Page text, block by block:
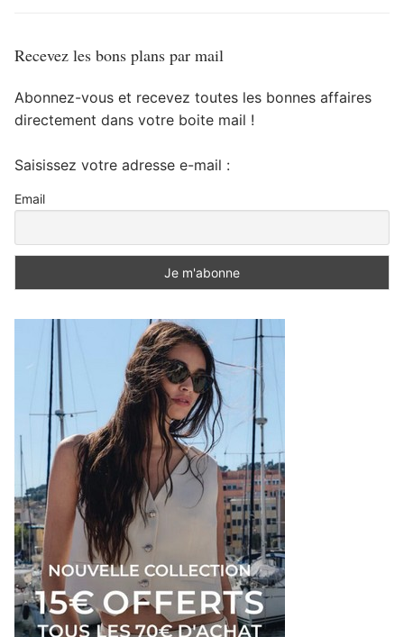
Recevez les bons plans par mail
Abonnez-vous et recevez toutes les bonnes affaires
directement dans votre boite mail !
Saisissez votre adresse e-mail :
Email